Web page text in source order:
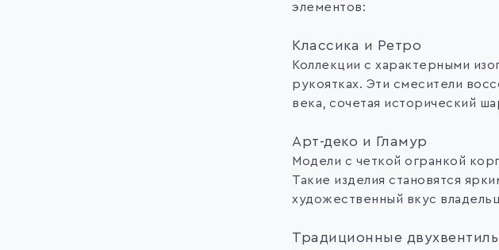
элементов:
Классика и Ретро
Коллекции с характерными
рукоятках. Эти смесители
века, сочетая исторический
Арт-деко и Гламур
Модели с четкой огранкой
Такие изделия становятся
художественный вкус
Традиционные